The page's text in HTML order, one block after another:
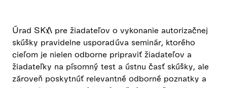
Úrad SKA pre žiadateľov o vykonanie autorizačnej
skúšky pravidelne usporadúva seminár, ktorého
cieľom je nielen odborne pripraviť žiadateľov a
žiadateľky na písomný test a ústnu časť skúšky, ale
zároveň poskytnúť relevantné odborné poznatky a